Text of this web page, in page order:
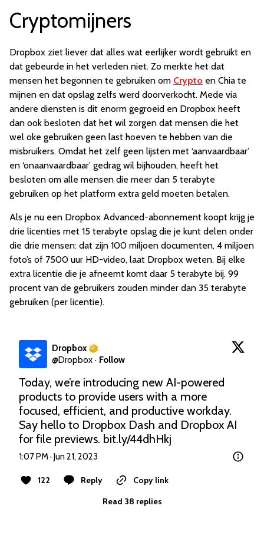
Cryptomijners
Dropbox ziet liever dat alles wat eerlijker wordt gebruikt en
dat gebeurde in het verleden niet. Zo merkte het dat
mensen het begonnen te gebruiken om Crypto en Chia te
mijnen en dat opslag zelfs werd doorverkocht. Mede via
andere diensten is dit enorm gegroeid en Dropbox heeft
dan ook besloten dat het wil zorgen dat mensen die het
wel oke gebruiken geen last hoeven te hebben van die
misbruikers. Omdat het zelf geen lijsten met ‘aanvaardbaar’
en ‘onaanvaardbaar’ gedrag wil bijhouden, heeft het
besloten om alle mensen die meer dan 5 terabyte
gebruiken op het platform extra geld moeten betalen.
Als je nu een Dropbox Advanced-abonnement koopt krijg je
drie licenties met 15 terabyte opslag die je kunt delen onder
die drie mensen: dat zijn 100 miljoen documenten, 4 miljoen
foto’s of 7500 uur HD-video, laat Dropbox weten. Bij elke
extra licentie die je afneemt komt daar 5 terabyte bij. 99
procent van de gebruikers zouden minder dan 35 terabyte
gebruiken (per licentie).
Dropbox
@Dropbox · Follow
Today, we’re introducing new AI-powered
products to provide users with a more
focused, efficient, and productive workday.
Say hello to Dropbox Dash and Dropbox AI
for file previews. bit.ly/44dhHkj
1:07 PM · Jun 21, 2023
122 Reply
Copy link
Read 38 replies